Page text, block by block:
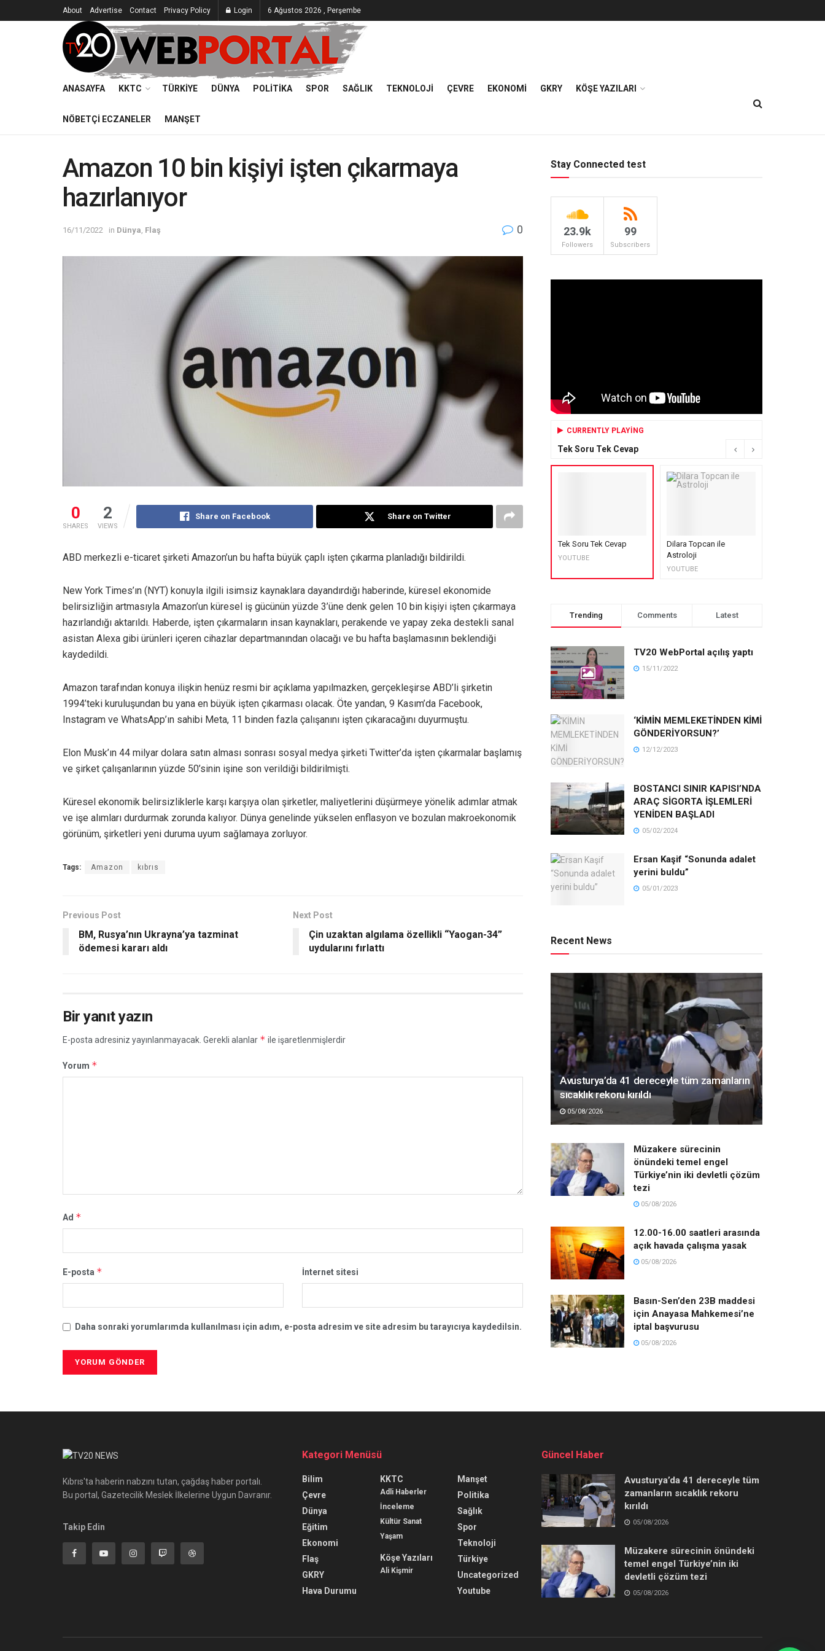
About Advertise Contact Privacy Policy Login 6 Ağustos 2026 , Perşembe
ANASAYFA KKTC TÜRKIYE DÜNYA POLITIKA SPOR SAĞLIK TEKNOLOJI ÇEVRE EKONOMI GKRY KÖŞE YAZILARI
NÖBETÇI ECZANELER MANŞET
Amazon 10 bin kişiyi işten çıkarmaya
hazırlanıyor
16/11/2022 in Dünya Flaş 0
0
SHARES
2
VIEWS
Share on Facebook Share on Twitter
ABD merkezli e-ticaret şirketi Amazon’un bu hafta büyük çaplı işten çıkarma planladığı bildirildi.
New York Times’ın (NYT) konuyla ilgili isimsiz kaynaklara dayandırdığı haberinde, küresel ekonomide
belirsizliğin artmasıyla Amazon’un küresel iş gücünün yüzde 3’üne denk gelen 10 bin kişiyi işten çıkarmaya
hazırlandığı aktarıldı. Haberde, işten çıkarmaların insan kaynakları, perakende ve yapay zeka destekli sanal
asistan Alexa gibi ürünleri içeren cihazlar departmanından olacağı ve bu hafta başlamasının beklendiği
kaydedildi.
Amazon tarafından konuya ilişkin henüz resmi bir açıklama yapılmazken, gerçekleşirse ABD’li şirketin
1994’teki kuruluşundan bu yana en büyük işten çıkarması olacak. Öte yandan, 9 Kasım’da Facebook,
Instagram ve WhatsApp’ın sahibi Meta, 11 binden fazla çalışanını işten çıkaracağını duyurmuştu.
Elon Musk’ın 44 milyar dolara satın alması sonrası sosyal medya şirketi Twitter’da işten çıkarmalar başlamış
ve şirket çalışanlarının yüzde 50’sinin işine son verildiği bildirilmişti.
Küresel ekonomik belirsizliklerle karşı karşıya olan şirketler, maliyetlerini düşürmeye yönelik adımlar atmak
ve işe alımları durdurmak zorunda kalıyor. Dünya genelinde yükselen enflasyon ve bozulan makroekonomik
görünüm, şirketleri yeni duruma uyum sağlamaya zorluyor.
Tags: Amazon kıbrıs
Previous Post
BM, Rusya’nın Ukrayna’ya tazminat
ödemesi kararı aldı
Next Post
Çin uzaktan algılama özellikli “Yaogan-34”
uydularını fırlattı
Bir yanıt yazın
E-posta adresiniz yayınlanmayacak. Gerekli alanlar * ile işaretlenmişlerdir
Yorum *
Ad *
E-posta * İnternet sitesi
Daha sonraki yorumlarımda kullanılması için adım, e-posta adresim ve site adresim bu tarayıcıya kaydedilsin.
Stay Connected test
23.9k
Followers
99
Subscribers
CURRENTLY PLAYING
Tek Soru Tek Cevap
Tek Soru Tek Cevap
YOUTUBE
Dilara Topcan ile
Astroloji
YOUTUBE
Trending Comments Latest
TV20 WebPortal açılış yaptı
15/11/2022
‘KİMİN MEMLEKETİNDEN KİMİ
GÖNDERİYORSUN?’
12/12/2023
BOSTANCI SINIR KAPISI’NDA
ARAÇ SİGORTA İŞLEMLERİ
YENİDEN BAŞLADI
05/02/2024
Ersan Kaşif “Sonunda adalet
yerini buldu”
05/01/2023
Recent News
Avusturya’da 41 dereceyle tüm zamanların
sıcaklık rekoru kırıldı
05/08/2026
Müzakere sürecinin
önündeki temel engel
Türkiye’nin iki devletli çözüm
tezi
05/08/2026
12.00-16.00 saatleri arasında
açık havada çalışma yasak
05/08/2026
Basın-Sen’den 23B maddesi
için Anayasa Mahkemesi’ne
iptal başvurusu
05/08/2026
Kıbrıs'ta haberin nabzını tutan, çağdaş haber portalı.
Bu portal, Gazetecilik Meslek İlkelerine Uygun Davranır.
Takip Edin
Kategori Menüsü
Bilim
Çevre
Dünya
Eğitim
Ekonomi
Flaş
GKRY
Hava Durumu
KKTC
Adli Haberler
İnceleme
Kültür Sanat
Yaşam
Köşe Yazıları
Ali Kişmir
Manşet
Politika
Sağlık
Spor
Teknoloji
Türkiye
Uncategorized
Youtube
Güncel Haber
Avusturya’da 41 dereceyle tüm
zamanların sıcaklık rekoru
kırıldı
05/08/2026
Müzakere sürecinin önündeki
temel engel Türkiye’nin iki
devletli çözüm tezi
05/08/2026